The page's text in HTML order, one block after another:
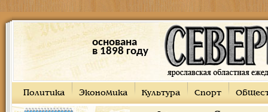
основана
в 1898 году
Политика Экономика Культура Спорт